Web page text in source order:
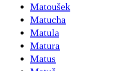
Matoušek
Matucha
Matula
Matura
Matus